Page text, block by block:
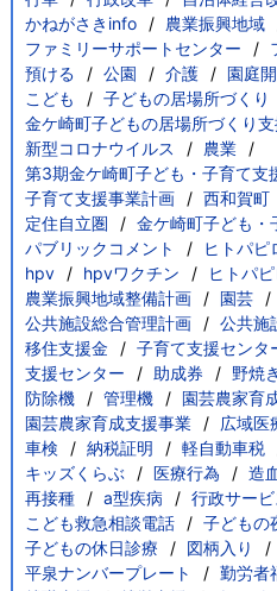
かねがさきinfo
農業振興地域
ファミリーサポートセンター
預ける
公園 介護 園庭
こども
子どもの居場所づくり
金ケ崎町子どもの居場所づくり
新型コロナウイルス
農業
第3期金ケ崎町子ども・子育て支
子育て支援事業計画
西和賀町
定住自立圏
金ケ崎町子ども・
パブリックコメント
ヒトパピ
hpv
hpvワクチン
ヒトパ
農業振興地域整備計画
園芸
公共施設総合管理計画
公共施
移住支援金
子育て支援センタ
支援センター
助成券 野焼き
防除機
管理機
園芸農家育
園芸農家育成支援事業
広域医
車検
納税証明 軽自動車税
キッズくらぶ
医療行為 造
再接種
a型疾病 行政サービ
こども救急相談電話
子どもの
子どもの休日診療
図柄入り
平泉ナンバープレート
勤労者